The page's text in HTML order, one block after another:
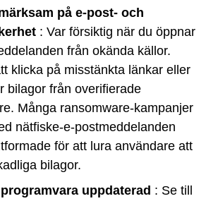
på e-post- och
: Var försiktig när du öppnar
från okända källor.
klicka på misstänkta länkar eller
bilagor från overifierade
Många ransomware-kampanjer
nätfiske-e-postmeddelanden
för att lura användare att
bilagor.
uppdaterad : Se till